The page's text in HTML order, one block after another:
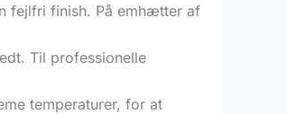
fejlfri finish. På emhætter af
Til professionelle
temperaturer, for at